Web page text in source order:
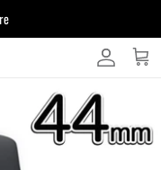
とめており